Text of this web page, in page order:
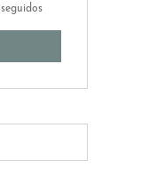
seguidos